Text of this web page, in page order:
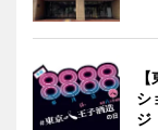
シ
ジ